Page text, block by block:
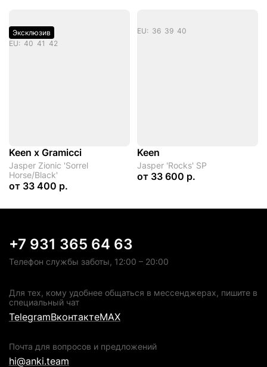
Эксклюзив
EU: 40 41 42
Keen x Gramicci
Jasper Zionic 'Sorrel
Horse/Black'
от 33 400 р.
EU: 36 39 40
Keen
Jasper 'Rocks' SP
от 33 600 р.
+7 931 365 64 63
Телефон службы заботы, 12:00 – 20:00
Для тех, кому удобнее общаться в мессенджерах, пишите в
специальный чат
TelegramВконтактеMAX
Почта для вопросов и предложений
hi@anki.team